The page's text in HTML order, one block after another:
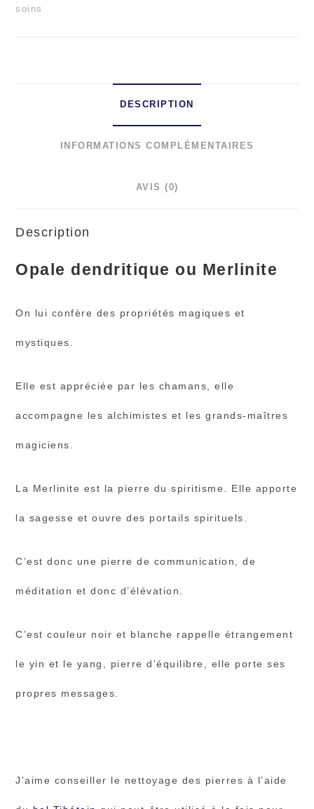
ou
soins
DESCRIPTION
INFORMATIONS COMPLÉMENTAIRES
AVIS (0)
Description
Opale dendritique ou Merlinite
On lui confère des propriétés magiques et
mystiques.
Elle est appréciée par les chamans, elle
accompagne les alchimistes et les grands-maîtres
magiciens.
La Merlinite est la pierre du spiritisme. Elle apporte
la sagesse et ouvre des portails spirituels.
C’est donc une pierre de communication, de
méditation et donc d’élévation.
C’est couleur noir et blanche rappelle étrangement
le yin et le yang, pierre d’équilibre, elle porte ses
propres messages.
J’aime conseiller le nettoyage des pierres à l’aide